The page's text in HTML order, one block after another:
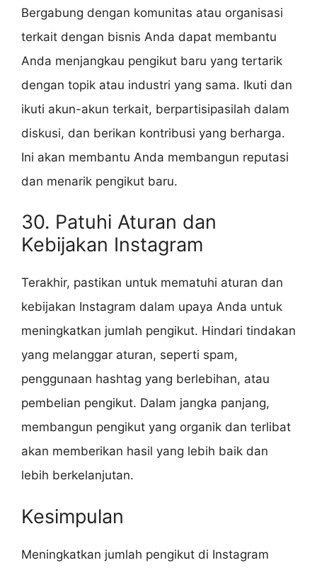
Bergabung dengan komunitas atau organisasi
terkait dengan bisnis Anda dapat membantu
Anda menjangkau pengikut baru yang tertarik
dengan topik atau industri yang sama. Ikuti dan
ikuti akun-akun terkait, berpartisipasilah dalam
diskusi, dan berikan kontribusi yang berharga.
Ini akan membantu Anda membangun reputasi
dan menarik pengikut baru.
30. Patuhi Aturan dan
Kebijakan Instagram
Terakhir, pastikan untuk mematuhi aturan dan
kebijakan Instagram dalam upaya Anda untuk
meningkatkan jumlah pengikut. Hindari tindakan
yang melanggar aturan, seperti spam,
penggunaan hashtag yang berlebihan, atau
pembelian pengikut. Dalam jangka panjang,
membangun pengikut yang organik dan terlibat
akan memberikan hasil yang lebih baik dan
lebih berkelanjutan.
Kesimpulan
Meningkatkan jumlah pengikut di Instagram